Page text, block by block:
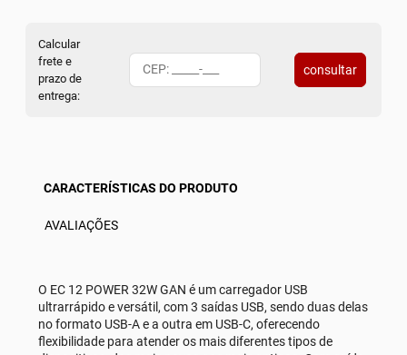
Calcular
frete e
prazo de
entrega:
consultar
CARACTERÍSTICAS DO PRODUTO
AVALIAÇÕES
O EC 12 POWER 32W GAN é um carregador USB
ultrarrápido e versátil, com 3 saídas USB, sendo duas delas
no formato USB-A e a outra em USB-C, oferecendo
flexibilidade para atender os mais diferentes tipos de